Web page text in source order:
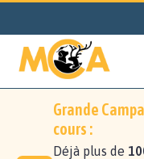
Grande
cours :
Déjà plus de